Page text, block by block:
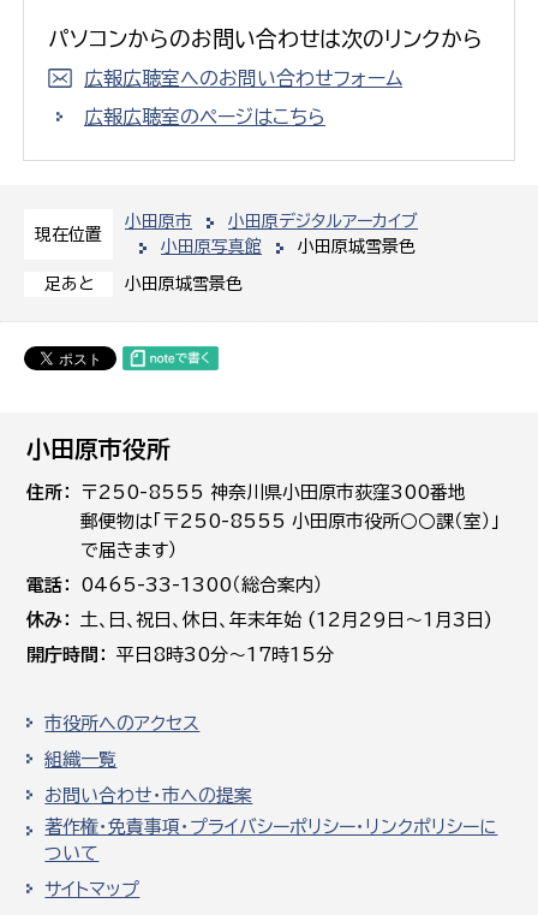
現在位置
小田原市
小田原デジタルアーカイブ
小田原写真館
小田原城雪景色
足あと 小田原城雪景色
パソコンからのお問い合わせは次のリンクから
広報広聴室へのお問い合わせフォーム
広報広聴室のページはこちら
小田原市役所
住所
〒250-8555 神奈川県小田原市荻窪300番地
郵便物は「〒250-8555 小田原市役所○○課（室）」
で届きます）
電話
0465-33-1300（総合案内）
休み
土､日､祝日、休日、年末年始 (12月29日～1月3日)
開庁時間
平日8時30分～17時15分
市役所へのアクセス
組織一覧
お問い合わせ・市への提案
著作権・免責事項・プライバシーポリシー・リンクポリシーに
ついて
サイトマップ